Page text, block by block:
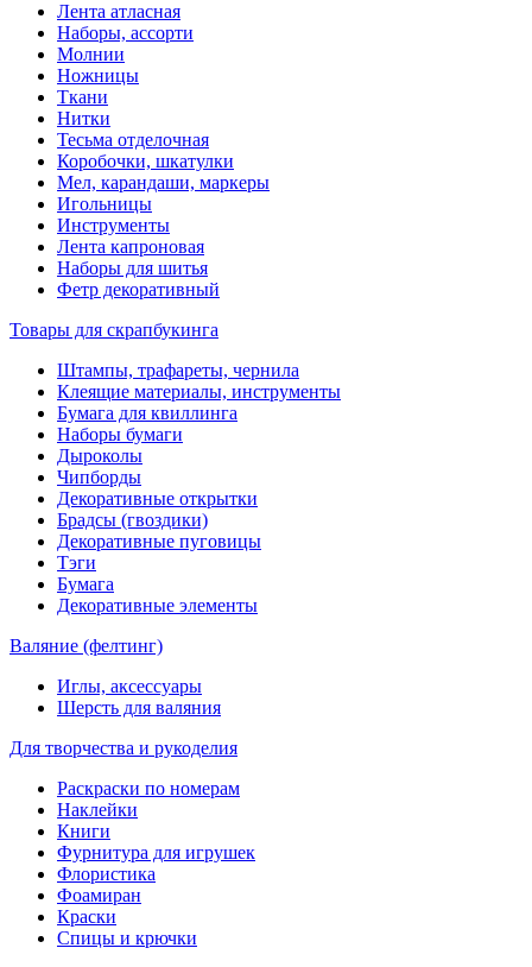
Лента атласная
Наборы, ассорти
Молнии
Ножницы
Ткани
Нитки
Тесьма отделочная
Коробочки, шкатулки
Мел, карандаши, маркеры
Игольницы
Инструменты
Лента капроновая
Наборы для шитья
Фетр декоративный
Товары для скрапбукинга
Штампы, трафареты, чернила
Клеящие материалы, инструменты
Бумага для квиллинга
Наборы бумаги
Дыроколы
Чипборды
Декоративные открытки
Брадсы (гвоздики)
Декоративные пуговицы
Тэги
Бумага
Декоративные элементы
Валяние (фелтинг)
Иглы, аксессуары
Шерсть для валяния
Для творчества и рукоделия
Раскраски по номерам
Наклейки
Книги
Фурнитура для игрушек
Флористика
Фоамиран
Краски
Спицы и крючки